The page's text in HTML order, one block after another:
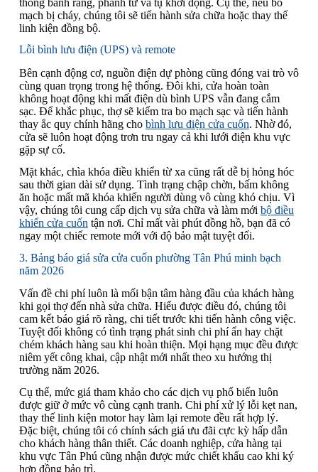
mạch bị cháy, chúng tôi sẽ tiến hành sửa chữa hoặc thay thế
linh kiện đồng bộ.
Lỗi bình lưu điện (UPS) và remote
Bên cạnh động cơ, nguồn điện dự phòng cũng đóng vai trò vô
cùng quan trọng trong hệ thống. Đôi khi, cửa hoàn toàn
không hoạt động khi mất điện dù bình UPS vẫn đang cắm
sạc. Để khắc phục, thợ sẽ kiểm tra bo mạch sạc và tiến hành
thay ắc quy chính hãng cho bình lưu điện cửa cuốn. Nhờ đó,
cửa sẽ luôn hoạt động trơn tru ngay cả khi lưới điện khu vực
gặp sự cố.
Mặt khác, chìa khóa điều khiển từ xa cũng rất dễ bị hỏng hóc
sau thời gian dài sử dụng. Tình trạng chập chờn, bấm không
ăn hoặc mất mã khóa khiến người dùng vô cùng khó chịu. Vì
vậy, chúng tôi cung cấp dịch vụ sửa chữa và làm mới bộ điều
khiển cửa cuốn tận nơi. Chỉ mất vài phút đồng hồ, bạn đã có
ngay một chiếc remote mới với độ bảo mật tuyệt đối.
3. Bảng báo giá sửa cửa cuốn phường Tân Phú minh bạch
năm 2026
Vấn đề chi phí luôn là mối bận tâm hàng đầu của khách hàng
khi gọi thợ đến nhà sửa chữa. Hiểu được điều đó, chúng tôi
cam kết báo giá rõ ràng, chi tiết trước khi tiến hành công việc.
Tuyệt đối không có tình trạng phát sinh chi phí ẩn hay chặt
chém khách hàng sau khi hoàn thiện. Mọi hạng mục đều được
niêm yết công khai, cập nhật mới nhất theo xu hướng thị
trường năm 2026.
Cụ thể, mức giá tham khảo cho các dịch vụ phổ biến luôn
được giữ ở mức vô cùng cạnh tranh. Chi phí xử lý lỗi kẹt nan,
thay thế linh kiện motor hay làm lại remote đều rất hợp lý.
Đặc biệt, chúng tôi có chính sách giá ưu đãi cực kỳ hấp dẫn
cho khách hàng thân thiết. Các doanh nghiệp, cửa hàng tại
khu vực Tân Phú cũng nhận được mức chiết khấu cao khi ký
hợp đồng bảo trì.